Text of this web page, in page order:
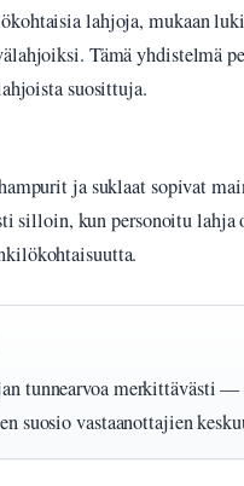
lahjoja, mukaan
Tämä yhdistelmä
suosittuja.
ja suklaat sopivat
silloin, kun personoitu
tunnearvoa merkittävästi —
suosio vastaanottajien